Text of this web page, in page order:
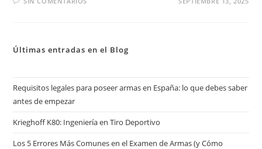
Últimas entradas en el Blog
Requisitos legales para poseer armas en España: lo que debes saber
antes de empezar
Krieghoff K80: Ingeniería en Tiro Deportivo
Los 5 Errores Más Comunes en el Examen de Armas (y Cómo